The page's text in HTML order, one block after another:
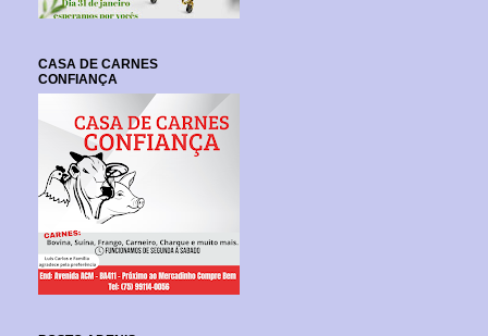
CASA DE CARNES
CONFIANÇA